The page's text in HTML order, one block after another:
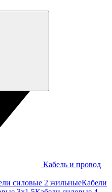
Кабель и провод
силовые 2 жильныеКабели